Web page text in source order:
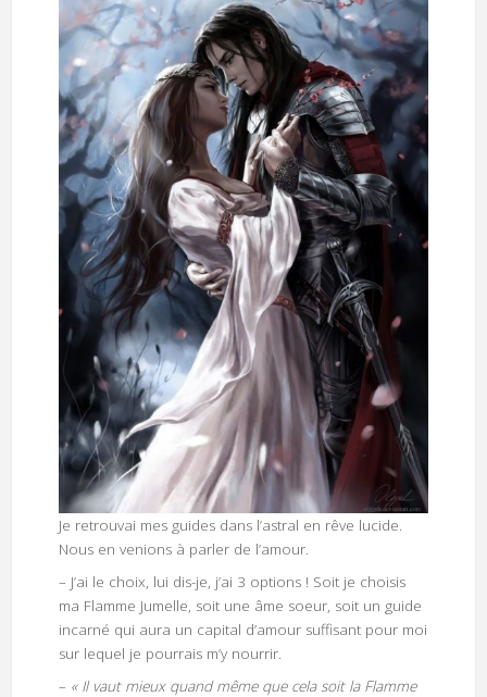
Je retrouvai mes guides dans l’astral en rêve lucide.
Nous en venions à parler de l’amour.
– J’ai le choix, lui dis-je, j’ai 3 options ! Soit je choisis
ma Flamme Jumelle, soit une âme soeur, soit un guide
incarné qui aura un capital d’amour suffisant pour moi
sur lequel je pourrais m’y nourrir.
– « Il vaut mieux quand même que cela soit la Flamme